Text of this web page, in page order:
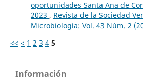
oportunidades Santa Ana de
2023 , Revista de la Sociedad
Microbiología: Vol. 43 Núm. 2
<< < 1 2 3 4 5
Información